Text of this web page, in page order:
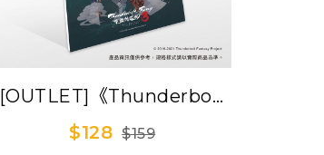
[OUTLET]《Thunderbolt
Fantasy 東離劍遊紀３》雙
$128 $159